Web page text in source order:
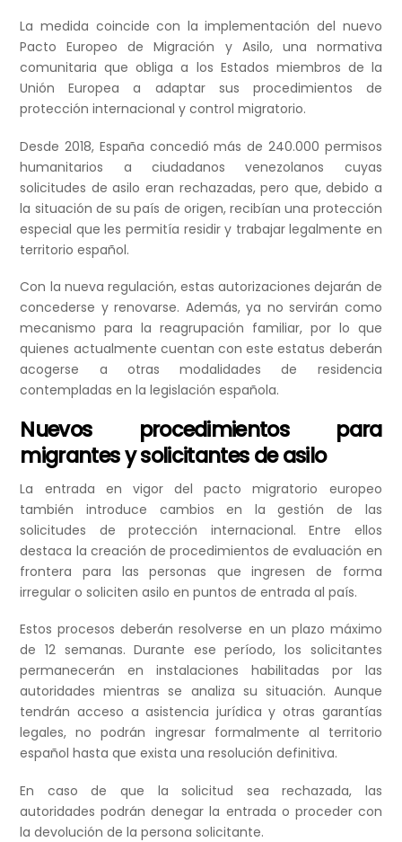
La medida coincide con la implementación del nuevo
Pacto Europeo de Migración y Asilo, una normativa
comunitaria que obliga a los Estados miembros de la
Unión Europea a adaptar sus procedimientos de
protección internacional y control migratorio.
Desde 2018, España concedió más de 240.000 permisos
humanitarios a ciudadanos venezolanos cuyas
solicitudes de asilo eran rechazadas, pero que, debido a
la situación de su país de origen, recibían una protección
especial que les permitía residir y trabajar legalmente en
territorio español.
Con la nueva regulación, estas autorizaciones dejarán de
concederse y renovarse. Además, ya no servirán como
mecanismo para la reagrupación familiar, por lo que
quienes actualmente cuentan con este estatus deberán
acogerse a otras modalidades de residencia
contempladas en la legislación española.
Nuevos procedimientos para
migrantes y solicitantes de asilo
La entrada en vigor del pacto migratorio europeo
también introduce cambios en la gestión de las
solicitudes de protección internacional. Entre ellos
destaca la creación de procedimientos de evaluación en
frontera para las personas que ingresen de forma
irregular o soliciten asilo en puntos de entrada al país.
Estos procesos deberán resolverse en un plazo máximo
de 12 semanas. Durante ese período, los solicitantes
permanecerán en instalaciones habilitadas por las
autoridades mientras se analiza su situación. Aunque
tendrán acceso a asistencia jurídica y otras garantías
legales, no podrán ingresar formalmente al territorio
español hasta que exista una resolución definitiva.
En caso de que la solicitud sea rechazada, las
autoridades podrán denegar la entrada o proceder con
la devolución de la persona solicitante.